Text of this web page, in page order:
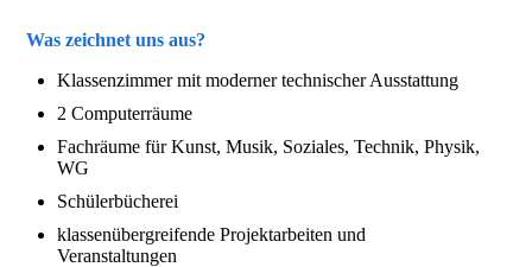
Was zeichnet uns aus?
Klassenzimmer mit moderner technischer Ausstattung
2 Computerräume
Fachräume für Kunst, Musik, Soziales, Technik, Physik,
WG
Schülerbücherei
klassenübergreifende Projektarbeiten und
Veranstaltungen